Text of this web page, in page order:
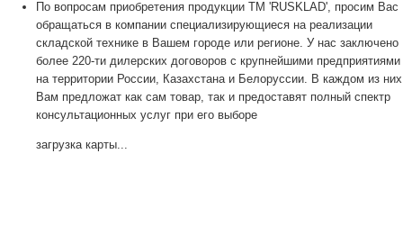
По вопросам приобретения продукции TM 'RUSKLAD', просим Вас
обращаться в компании специализирующиеся на реализации
складской технике в Вашем городе или регионе. У нас заключено
более 220-ти дилерских договоров с крупнейшими предприятиями
на территории России, Казахстана и Белоруссии. В каждом из них
Вам предложат как сам товар, так и предоставят полный спектр
консультационных услуг при его выборе
загрузка карты...